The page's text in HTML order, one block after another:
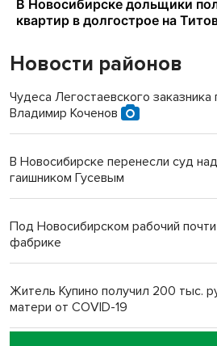
Новости районов
Чудеса Легостаевского заказника
Владимир Коченов
В Новосибирске перенесли суд
гаишником Гусевым
Под Новосибирском рабочий
фабрике
Житель Купино получил 200 тыс.
матери от COVID-19